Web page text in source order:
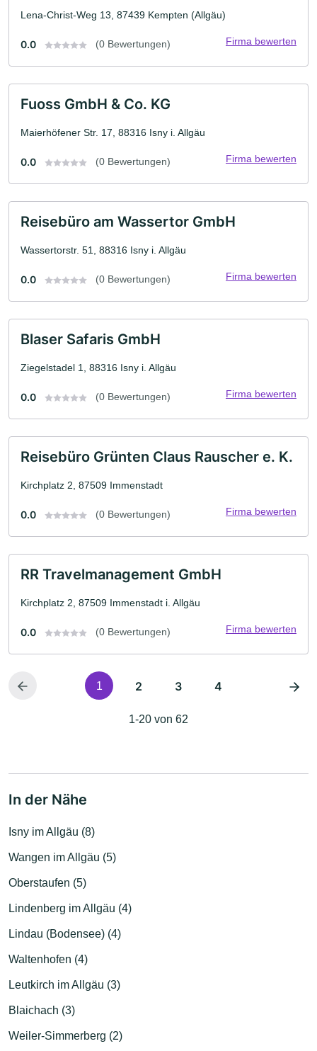
Lena-Christ-Weg 13, 87439 Kempten (Allgäu)
0.0 (0 Bewertungen) Firma bewerten
Fuoss GmbH & Co. KG
Maierhöfener Str. 17, 88316 Isny i. Allgäu
0.0 (0 Bewertungen) Firma bewerten
Reisebüro am Wassertor GmbH
Wassertorstr. 51, 88316 Isny i. Allgäu
0.0 (0 Bewertungen) Firma bewerten
Blaser Safaris GmbH
Ziegelstadel 1, 88316 Isny i. Allgäu
0.0 (0 Bewertungen) Firma bewerten
Reisebüro Grünten Claus Rauscher e. K.
Kirchplatz 2, 87509 Immenstadt
0.0 (0 Bewertungen) Firma bewerten
RR Travelmanagement GmbH
Kirchplatz 2, 87509 Immenstadt i. Allgäu
0.0 (0 Bewertungen) Firma bewerten
1 2 3 4
1-20 von 62
In der Nähe
Isny im Allgäu (8)
Wangen im Allgäu (5)
Oberstaufen (5)
Lindenberg im Allgäu (4)
Lindau (Bodensee) (4)
Waltenhofen (4)
Leutkirch im Allgäu (3)
Blaichach (3)
Weiler-Simmerberg (2)